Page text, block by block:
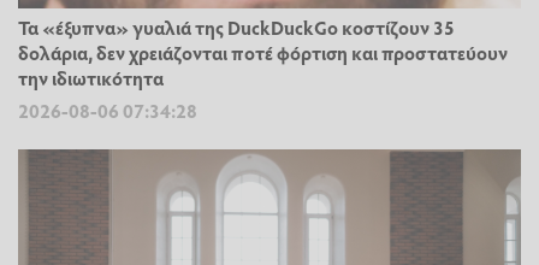
Τα «έξυπνα» γυαλιά της DuckDuckGo κοστίζουν 35
δολάρια, δεν χρειάζονται ποτέ φόρτιση και προστατεύουν
την ιδιωτικότητα
2026-08-06 07:34:28